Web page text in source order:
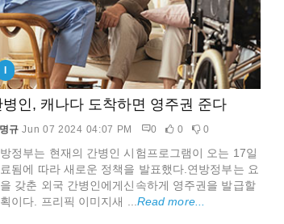
병인, 캐나다 도착하면 영주권 준다
규 Jun 07 2024 04:07 PM 0 0 0
정부는 현재의 간병인 시험프로그램이 오는 17일
됨에 따라 새로운 정책을 발표했다.연방정부는 요
갖춘 외국 간병인에게신속하게 영주권을 발급할
이다. 프리픽 이미지새 ...Read more...